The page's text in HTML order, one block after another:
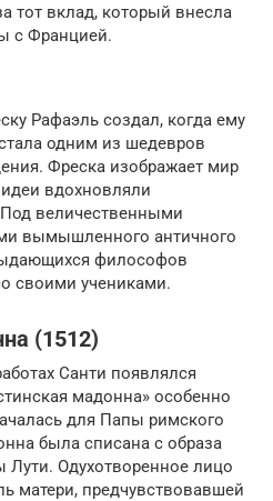
тот вклад, который внесла
с Францией.
Рафаэль создал, когда ему
одним из шедевров
Фреска изображает мир
вдохновляли
величественными
вымышленного античного
философов
своими учениками.
(1512)
Санти появлялся
мадонна» особенно
для Папы римского
была списана с образа
Одухотворенное лицо
матери, предчувствовавшей